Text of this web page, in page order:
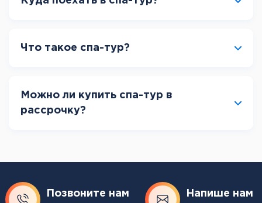
Что такое спа-тур?
Можно ли купить спа-тур в
рассрочку?
Позвоните нам Напише нам